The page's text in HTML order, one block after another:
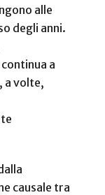
alle
degli anni.
a
a volte,
causale tra